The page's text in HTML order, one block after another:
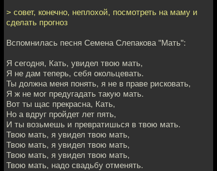
> совет, конечно, неплохой, посмотреть на маму и
сделать прогноз
Вспомнилась песня Семена Слепакова "Мать":
Я сегодня, Кать, увидел твою мать,
Я не дам теперь, себя окольцевать.
Ты должна меня понять, я не в праве рисковать,
Я ж не мог предугадать такую мать.
Вот ты щас прекрасна, Кать,
Но а вдруг пройдет лет пять,
И ты возьмешь и превратишься в твою мать.
Твою мать, я увидел твою мать,
Твою мать, я увидел твою мать,
Твою мать, я увидел твою мать,
Твою мать, надо свадьбу отменять.